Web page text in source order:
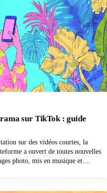
sur TikTok : guide
sur des vidéos courtes, la
a ouvert de toutes nouvelles
photo, mis en musique et